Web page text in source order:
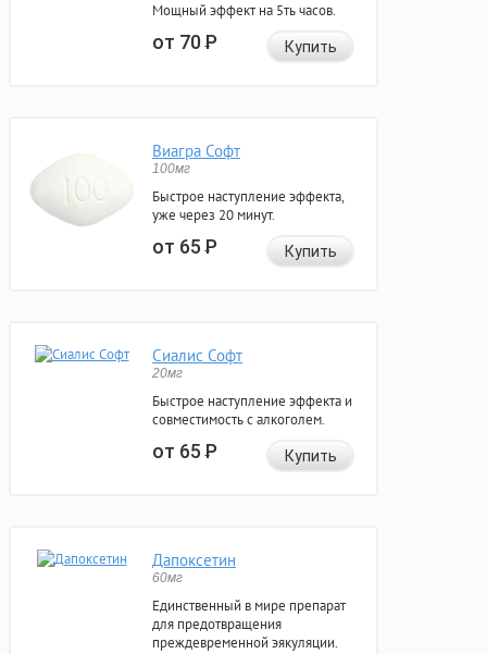
Мощный эффект на 5ть часов.
от 70Р Купить
Виагра Софт
100мг
Быстрое наступление эффекта,
уже через 20 минут.
от 65Р Купить
Сиалис Софт
20мг
Быстрое наступление эффекта и
совместимость с алкоголем.
от 65Р Купить
Дапоксетин
60мг
Единственный в мире препарат
для предотвращения
преждевременной эякуляции.